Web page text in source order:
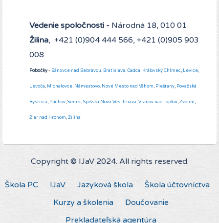
Vedenie spoločnosti - Národná 18, 010 01
Žilina, +421 (0)904 444 566, +421 (0)905 903
008
Pobočky- Bánovce nad Bebravou, Bratislava,Čadca, Kráľovský Chlmec, Levice,
Levoča, Michalovce, Námestovo. Nové Mesto nad Váhom, Piešťany, Považská
Bystrica, Púchov,Senec,Spišská Nová Ves,Trnava,Vranov nad Topľou,Zvolen,
Žiar nad Hronom,Žilina
Copyright © IJaV 2024. All rights reserved.
Škola PC IJaV Jazyková škola
Škola účtovníctva
Kurzy a školenia
Doučovanie
Prekladateľská agentúra